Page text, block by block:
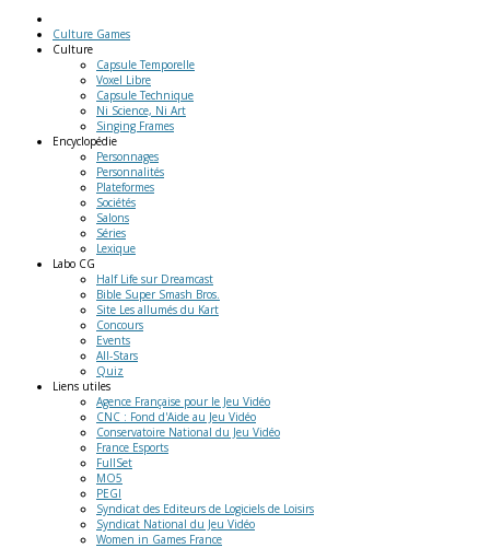
Culture Games
Culture
Capsule Temporelle
Voxel Libre
Capsule Technique
Ni Science, Ni Art
Singing Frames
Encyclopédie
Personnages
Personnalités
Plateformes
Sociétés
Salons
Séries
Lexique
Labo CG
Half Life sur Dreamcast
Bible Super Smash Bros.
Site Les allumés du Kart
Concours
Events
All-Stars
Quiz
Liens utiles
Agence Française pour le Jeu Vidéo
CNC : Fond d'Aide au Jeu Vidéo
Conservatoire National du Jeu Vidéo
France Esports
FullSet
MO5
PEGI
Syndicat des Editeurs de Logiciels de Loisirs
Syndicat National du Jeu Vidéo
Women in Games France